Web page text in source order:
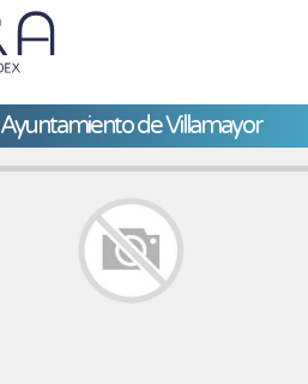
Ayuntamiento de Villamayor